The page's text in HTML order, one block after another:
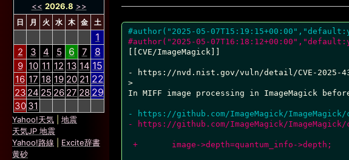
#author("2025-05-
#author("2025-05-
[[CVE/ImageMagick]]
- https://nvd.nist.gov/vuln/detail/CVE-2025-
>
In MIFF image processing in ImageMagick
- https://github.com/ImageMagick/ImageMagick/
+       image->depth=quantum_info->depth;
<< 2026.8 >>
日 月 火 水 木 金 土
1
2 3 4 5 6 7 8
9 10 11 12 13 14 15
16 17 18 19 20 21 22
23 24 25 26 27 28 29
30 31
Yahoo!天気
地震
天気JP 地震
Yahoo!路線
Excite辞書
黄砂